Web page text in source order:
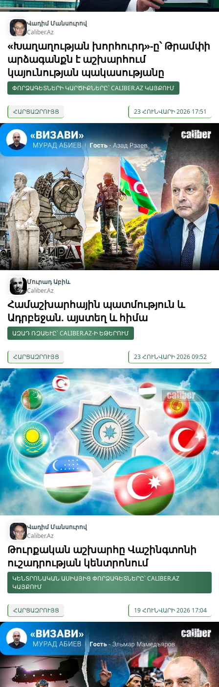
Վադիմ Մանսուրով
Caliber.Az
«Խաղաղության խորհուրդ»-ը՝ Թրամփի
արձագանքն է աշխարհում
կայունության պակասությանը
ՓՈՐՁԱԳԵՏՆԵՐԻ ԿԱՐԾԻՔՆԵՐԸ՝ CALIBER.AZ ԿԱՅՔՈՒՄ
ՀԱՐՑԱԶՐՈՒՅՑ 23 ՀՈՒՆՎԱՐԻ 2026 17:51
Մուրադ Աբիև
Caliber.Az
Համաշխարհային պատմություն և
Ադրբեջան. այստեղ և հիմա
ԱԶԱԴ ՌԶԱԵՒԸ՝ CALIBER.AZ-Ի ԵԹԵՐՈՒՄ
ՀԱՐՑԱԶՐՈՒՅՑ 23 ՀՈՒՆՎԱՐԻ 2026 09:52
Վադիմ Մանսուրով
Caliber.Az
Թուրքական աշխարհը Վաշինգտոնի
ուշադրության կենտրոնում
ԿԵՆՏՐՈՆԱԿԱՆ ԱՍԻԱՅԻՑ ՓՈՐՁԱԳԵՏՆԵՐԸ՝ CALIBER.AZ
ԿԱՅՔՈՒՄ
ՀԱՐՑԱԶՐՈՒՅՑ 19 ՀՈՒՆՎԱՐԻ 2026 17:04